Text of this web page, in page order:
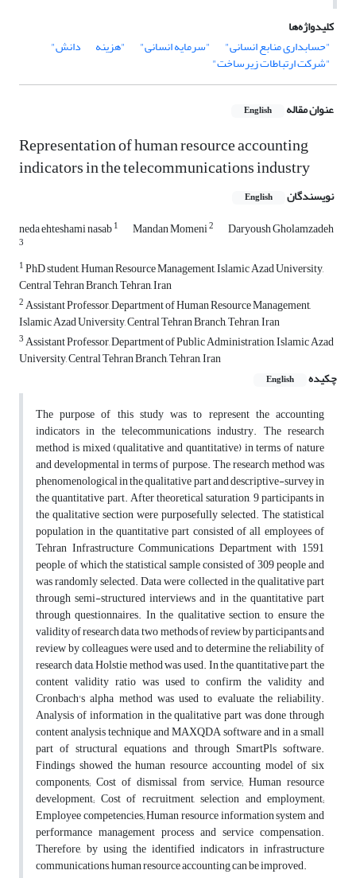
کلیدواژه‌ها
"حسابداری منابع انسانی"
"سرمایه انسانی" "هزینه دانش"
"شرکت ارتباطات زیرساخت"
عنوان مقاله English
Representation of human resource accounting
indicators in the telecommunications industry
نویسندگان English
neda ehteshami nasab1 Mandan Momeni2 Daryoush Gholamzadeh
3
1PhD student, Human Resource Management, Islamic Azad University,
Central Tehran Branch, Tehran, Iran
2Assistant Professor, Department of Human Resource Management,
Islamic Azad University, Central Tehran Branch, Tehran, Iran
3Assistant Professor, Department of Public Administration, Islamic Azad
University, Central Tehran Branch, Tehran, Iran
چکیده
English
The purpose of this study was to represent the accounting
indicators in the telecommunications industry. The research
method is mixed (qualitative and quantitative) in terms of nature
and developmental in terms of purpose. The research method was
phenomenological in the qualitative part and descriptive-survey in
the quantitative part. After theoretical saturation, 9 participants in
the qualitative section were purposefully selected. The statistical
population in the quantitative part consisted of all employees of
Tehran Infrastructure Communications Department with 1591
people, of which the statistical sample consisted of 309 people and
was randomly selected. Data were collected in the qualitative part
through semi-structured interviews and in the quantitative part
through questionnaires. In the qualitative section, to ensure the
validity of research data, two methods of review by participants and
review by colleagues were used and to determine the reliability of
research data, Holstie method was used. In the quantitative part, the
content validity ratio was used to confirm the validity and
Cronbach's alpha method was used to evaluate the reliability.
Analysis of information in the qualitative part was done through
content analysis technique and MAXQDA software and in a small
part of structural equations and through SmartPls software.
Findings showed the human resource accounting model of six
components; Cost of dismissal from service; Human resource
development; Cost of recruitment, selection and employment;
Employee competencies; Human resource information system and
performance management process and service compensation.
Therefore, by using the identified indicators in infrastructure
communications, human resource accounting can be improved.